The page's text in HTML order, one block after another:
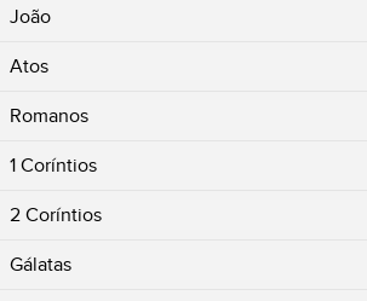
João
Atos
Romanos
1 Coríntios
2 Coríntios
Gálatas